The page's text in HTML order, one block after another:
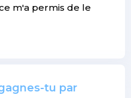
m'a permis de le
tu par